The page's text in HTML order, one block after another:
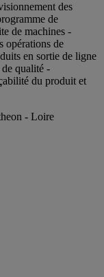
des
de
de machines -
opérations de
en sortie de ligne
qualité -
du produit et
- Loire